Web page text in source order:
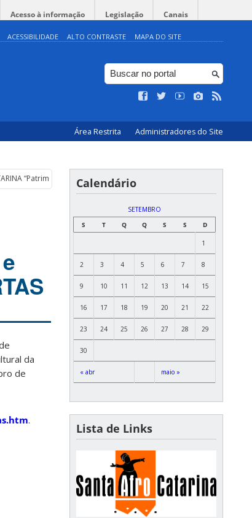
Acesso à informação Legislação Canais
ACESSIBILIDADE ALTO CONTRASTE MAPA DO SITE
Área Restrita Administradores do Site
“Patrimônio Cultural: Saberes e Fazeres Partilhados”- INSCRIÇÕES
da
de
.
Calendário
SETEMBRO
S
T Q Q S S D
« abr maio »
1
2 3 4 5 6 7 8
9 10 11 12 13 14 15
16 17 18 19 20 21 22
23 24 25 26 27 28 29
30
Lista de Links